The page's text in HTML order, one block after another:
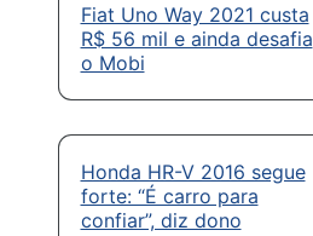
Fiat Uno Way 2021 custa
R$ 56 mil e ainda desafia
o Mobi
Honda HR-V 2016 segue
forte: “É carro para
confiar”, diz dono